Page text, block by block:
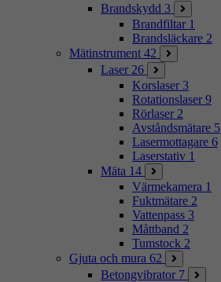
Brandskydd 3
Brandfiltar 1
Brandsläckare 2
Mätinstrument 42
Laser 26
Korslaser 3
Rotationslaser 9
Rörlaser 2
Avståndsmätare 5
Lasermottagare 6
Laserstativ 1
Mäta 14
Värmekamera 1
Fuktmätare 2
Vattenpass 3
Måttband 2
Tumstock 2
Gjuta och mura 62
Betongvibrator 7